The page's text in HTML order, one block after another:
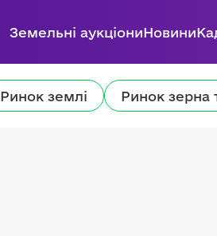
Земельні аукціониНовини
Ринок землі Ринок зерна